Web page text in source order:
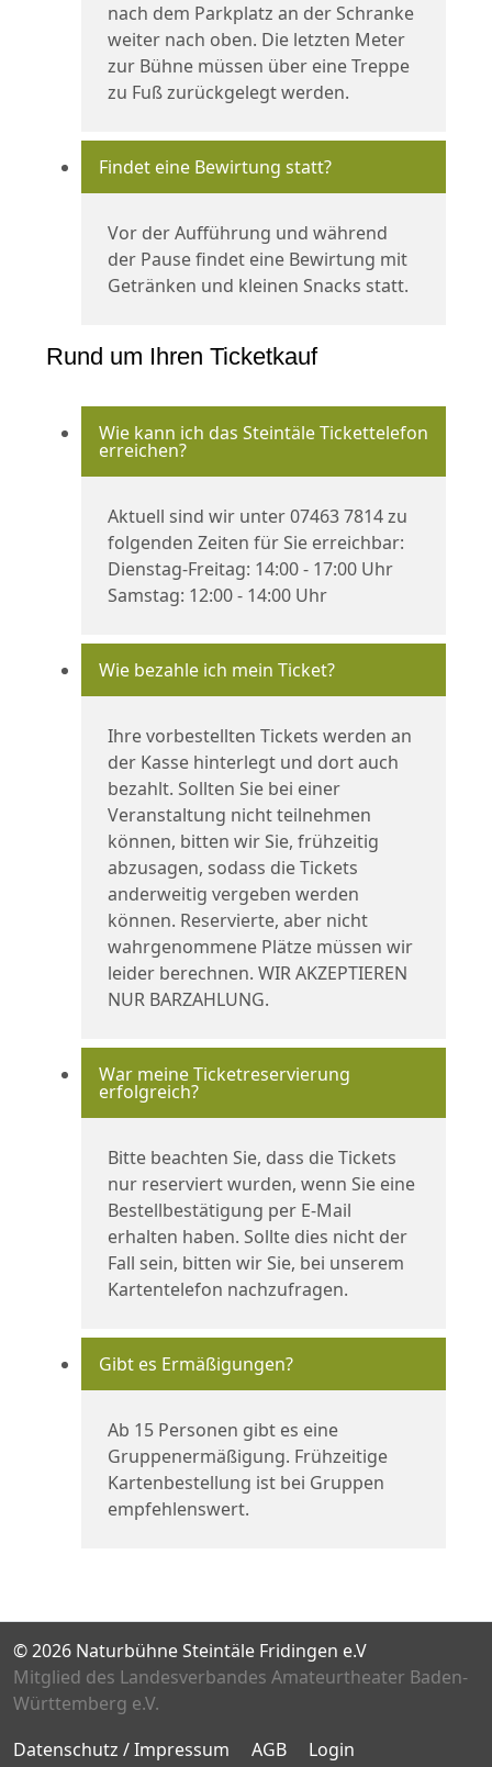
nach dem Parkplatz an der Schranke
weiter nach oben. Die letzten Meter
zur Bühne müssen über eine Treppe
zu Fuß zurückgelegt werden.
Findet eine Bewirtung statt?
Vor der Aufführung und während
der Pause findet eine Bewirtung mit
Getränken und kleinen Snacks statt.
Rund um Ihren Ticketkauf
Wie kann ich das Steintäle Tickettelefon
erreichen?
Aktuell sind wir unter 07463 7814 zu
folgenden Zeiten für Sie erreichbar:
Dienstag-Freitag: 14:00 - 17:00 Uhr
Samstag: 12:00 - 14:00 Uhr
Wie bezahle ich mein Ticket?
Ihre vorbestellten Tickets werden an
der Kasse hinterlegt und dort auch
bezahlt. Sollten Sie bei einer
Veranstaltung nicht teilnehmen
können, bitten wir Sie, frühzeitig
abzusagen, sodass die Tickets
anderweitig vergeben werden
können. Reservierte, aber nicht
wahrgenommene Plätze müssen wir
leider berechnen. WIR AKZEPTIEREN
NUR BARZAHLUNG.
War meine Ticketreservierung
erfolgreich?
Bitte beachten Sie, dass die Tickets
nur reserviert wurden, wenn Sie eine
Bestellbestätigung per E-Mail
erhalten haben. Sollte dies nicht der
Fall sein, bitten wir Sie, bei unserem
Kartentelefon nachzufragen.
Gibt es Ermäßigungen?
Ab 15 Personen gibt es eine
Gruppenermäßigung. Frühzeitige
Kartenbestellung ist bei Gruppen
empfehlenswert.
© 2026 Naturbühne Steintäle Fridingen e.V
Mitglied des Landesverbandes Amateurtheater Baden-
Württemberg e.V.
Datenschutz / Impressum
AGB Login